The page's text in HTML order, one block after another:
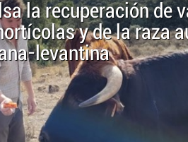
la recuperación de
y de la raza
levantina